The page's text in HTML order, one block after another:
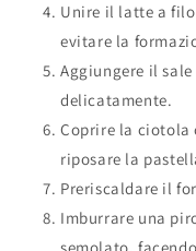
Unire il latte a
evitare la
Aggiungere il
delicatamente.
Coprire la ciotola
riposare la
Preriscaldare il
Imburrare una